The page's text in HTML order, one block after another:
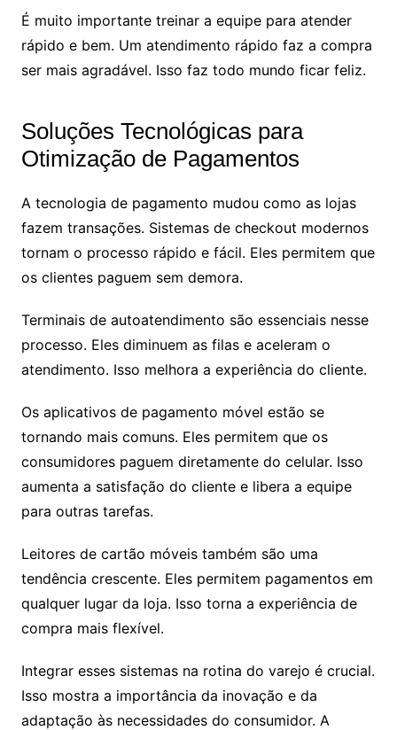
É muito importante treinar a equipe para atender
rápido e bem. Um atendimento rápido faz a compra
ser mais agradável. Isso faz todo mundo ficar feliz.
Soluções Tecnológicas para
Otimização de Pagamentos
A tecnologia de pagamento mudou como as lojas
fazem transações. Sistemas de checkout modernos
tornam o processo rápido e fácil. Eles permitem que
os clientes paguem sem demora.
Terminais de autoatendimento são essenciais nesse
processo. Eles diminuem as filas e aceleram o
atendimento. Isso melhora a experiência do cliente.
Os aplicativos de pagamento móvel estão se
tornando mais comuns. Eles permitem que os
consumidores paguem diretamente do celular. Isso
aumenta a satisfação do cliente e libera a equipe
para outras tarefas.
Leitores de cartão móveis também são uma
tendência crescente. Eles permitem pagamentos em
qualquer lugar da loja. Isso torna a experiência de
compra mais flexível.
Integrar esses sistemas na rotina do varejo é crucial.
Isso mostra a importância da inovação e da
adaptação às necessidades do consumidor. A